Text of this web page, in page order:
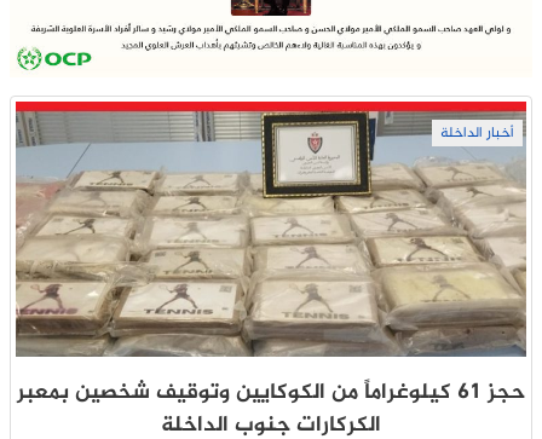
أخبار الداخلة
حجز 61 كيلوغراماً من الكوكايين وتوقيف شخصين بمعبر
الكركارات جنوب الداخلة